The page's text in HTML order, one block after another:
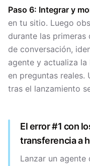
Paso 6: Integrar y
en tu sitio. Luego
durante las primeras
de conversación,
agente y actualiza
en preguntas reales.
tras el lanzamiento
El error #1 con
transferencia a
Lanzar un